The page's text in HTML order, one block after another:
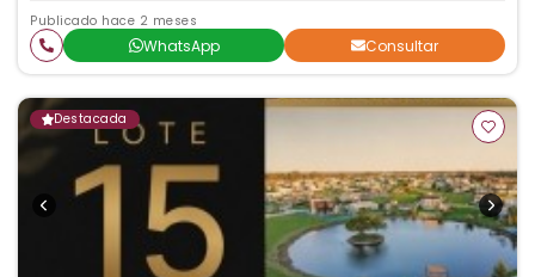
Publicado hace 2 meses
WhatsApp Consultar
Destacada